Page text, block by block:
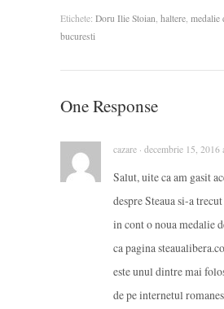
Etichete: Doru Ilie Stoian haltere medalie
bucuresti
One Response
cazare · decembrie 15,
Salut, uite ca am gasit
despre Steaua si-a trecut
in cont o noua medalie
ca pagina
este unul dintre mai
de pe internetul